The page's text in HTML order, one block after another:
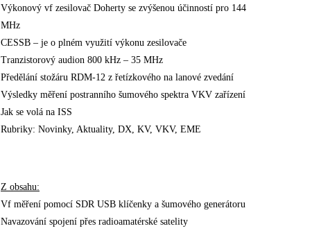
Výkonový vf zesilovač Doherty se zvýšenou účinností pro 144
MHz
CESSB – je o plném využití výkonu zesilovače
Tranzistorový audion 800 kHz – 35 MHz
Předělání stožáru RDM-12 z řetízkového na lanové zvedání
Výsledky měření postranního šumového spektra VKV zařízení
Jak se volá na ISS
Rubriky: Novinky, Aktuality, DX, KV, VKV, EME
Z obsahu:
Vf měření pomocí SDR USB klíčenky a šumového generátoru
Navazování spojení přes radioamatérské satelity